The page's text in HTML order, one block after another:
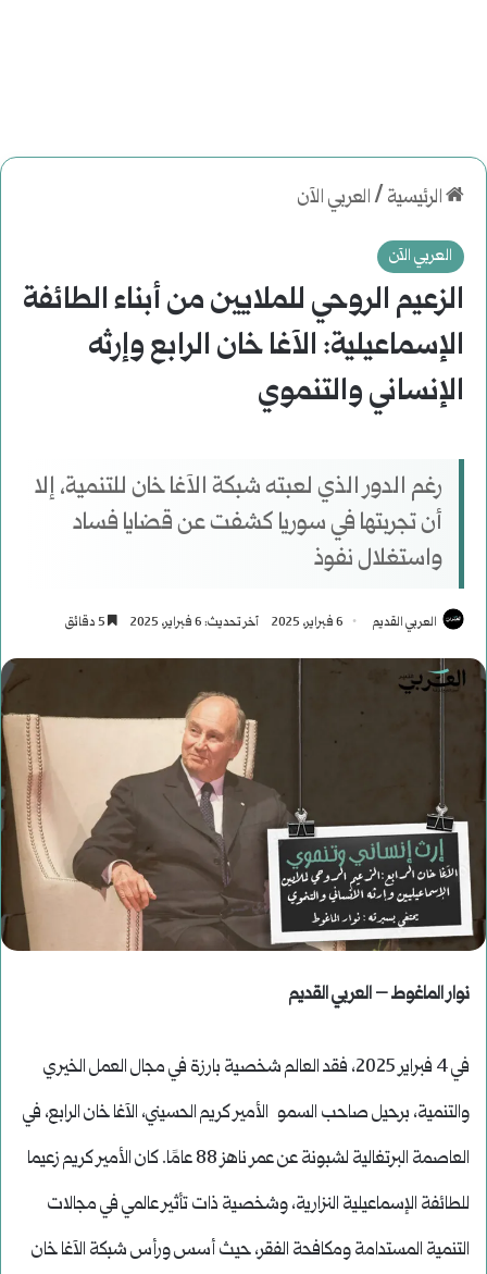
الرئيسية /العربي الآن
العربي الآن
الزعيم الروحي للملايين من أبناء الطائفة
الإسماعيلية: الآغا خان الرابع وإرثه
الإنساني والتنموي
رغم الدور الذي لعبته شبكة الآغا خان للتنمية، إلا
أن تجربتها في سوريا كشفت عن قضايا فساد
واستغلال نفوذ
العربي القديم 6 فبراير، 2025 آخر تحديث: 6 فبراير، 2025
نوار الماغوط – العربي القديم
في 4 فبراير 2025، فقد العالم شخصية بارزة في مجال العمل الخيري
والتنمية، برحيل صاحب السمو الأمير كريم الحسيني، الآغا خان الرابع، في
العاصمة البرتغالية لشبونة عن عمر ناهز 88 عامًا. كان الأمير كريم زعيما
للطائفة الإسماعيلية النزارية، وشخصية ذات تأثير عالمي في مجالات
التنمية المستدامة ومكافحة الفقر، حيث أسس ورأس شبكة الآغا خان